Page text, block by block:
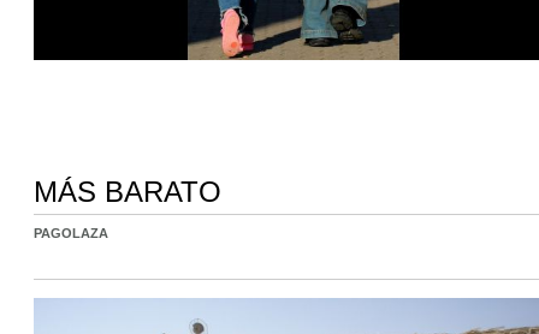
MÁS BARATO
PAGOLAZA